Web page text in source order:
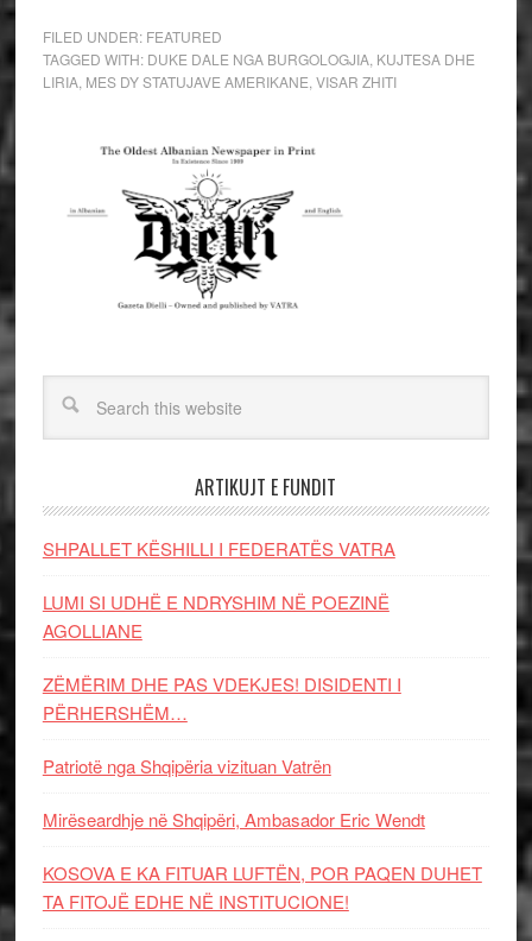
FILED UNDER: FEATURED
TAGGED WITH: DUKE DALE NGA BURGOLOGJIA, KUJTESA DHE
LIRIA, MES DY STATUJAVE AMERIKANE VISAR ZHITI
ARTIKUJT E FUNDIT
SHPALLET KËSHILLI I FEDERATËS VATRA
LUMI SI UDHË E NDRYSHIM NË POEZINË
AGOLLIANE
ZËMËRIM DHE PAS VDEKJES! DISIDENTI I
PËRHERSHËM…
Patriotë nga Shqipëria vizituan Vatrën
Mirëseardhje në Shqipëri, Ambasador Eric Wendt
KOSOVA E KA FITUAR LUFTËN, POR PAQEN DUHET
TA FITOJË EDHE NË INSTITUCIONE!